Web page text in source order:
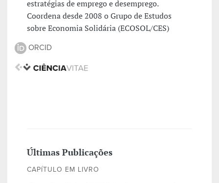
estratégias de emprego e desemprego.
Coordena desde 2008 o Grupo de Estudos
sobre Economia Solidária (ECOSOL/CES)
ORCID
Últimas Publicações
CAPÍTULO EM LIVRO